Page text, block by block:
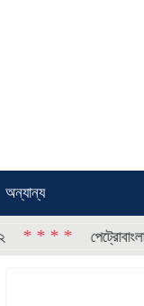
অন্যান্য
পেট্রোবাংলার পরিচালক